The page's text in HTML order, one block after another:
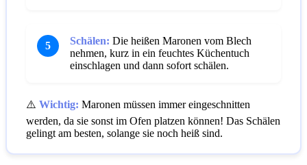
5 Schälen: Die heißen Maronen vom Blech
nehmen, kurz in ein feuchtes Küchentuch
einschlagen und dann sofort schälen.
⚠️ Wichtig: Maronen müssen immer eingeschnitten
werden, da sie sonst im Ofen platzen können! Das Schälen
gelingt am besten, solange sie noch heiß sind.